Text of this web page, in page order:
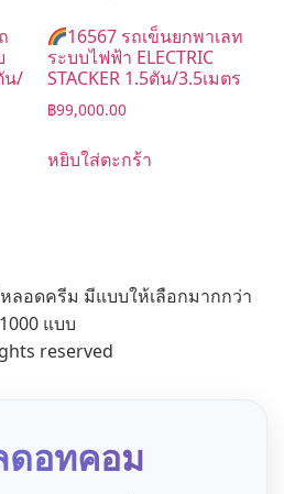
น/
16567 รถเข็นยกพาเลท
ระบบไฟฟ้า ELECTRIC
STACKER 1.5ตัน/3.5เมตร
฿99,000.00
หยิบใส่ตะกร้า
ลอดครีม มีแบบให้เลือกมากกว่า
1000 แบบ
reserved
ดอทคอม